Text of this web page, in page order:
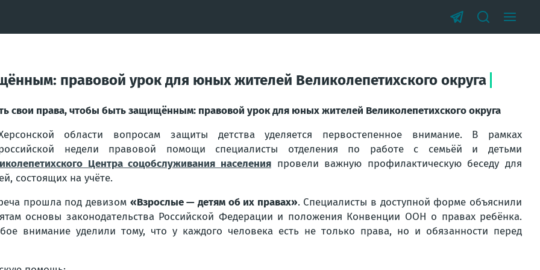
правовой урок для юных жителей Великолепетихского округа
свои права, чтобы быть защищённым: правовой урок для юных жителей Великолепетихского округа
области вопросам защиты детства уделяется первостепенное внимание. В рамках
недели правовой помощи специалисты отделения по работе с семьёй и детьми
Центра соцобслуживания населенияпровели важную профилактическую беседу для
состоящих на учёте.
прошла под девизом «Взрослые — детям об их правах». Специалисты в доступной форме объяснили
основы законодательства Российской Федерации и положения Конвенции ООН о правах ребёнка.
внимание уделили тому, что у каждого человека есть не только права, но и обязанности перед